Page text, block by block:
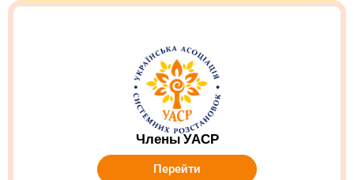
Члены УАСР
Перейти